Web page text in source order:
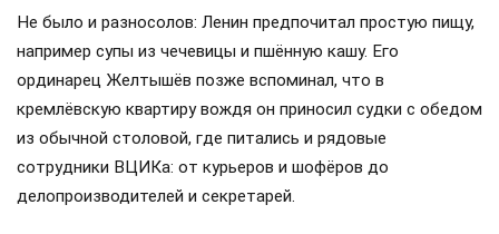
Не было и разносолов: Ленин предпочитал простую пищу,
например супы из чечевицы и пшённую кашу. Его
ординарец Желтышёв позже вспоминал, что в
кремлёвскую квартиру вождя он приносил судки с обедом
из обычной столовой, где питались и рядовые
сотрудники ВЦИКа: от курьеров и шофёров до
делопроизводителей и секретарей.